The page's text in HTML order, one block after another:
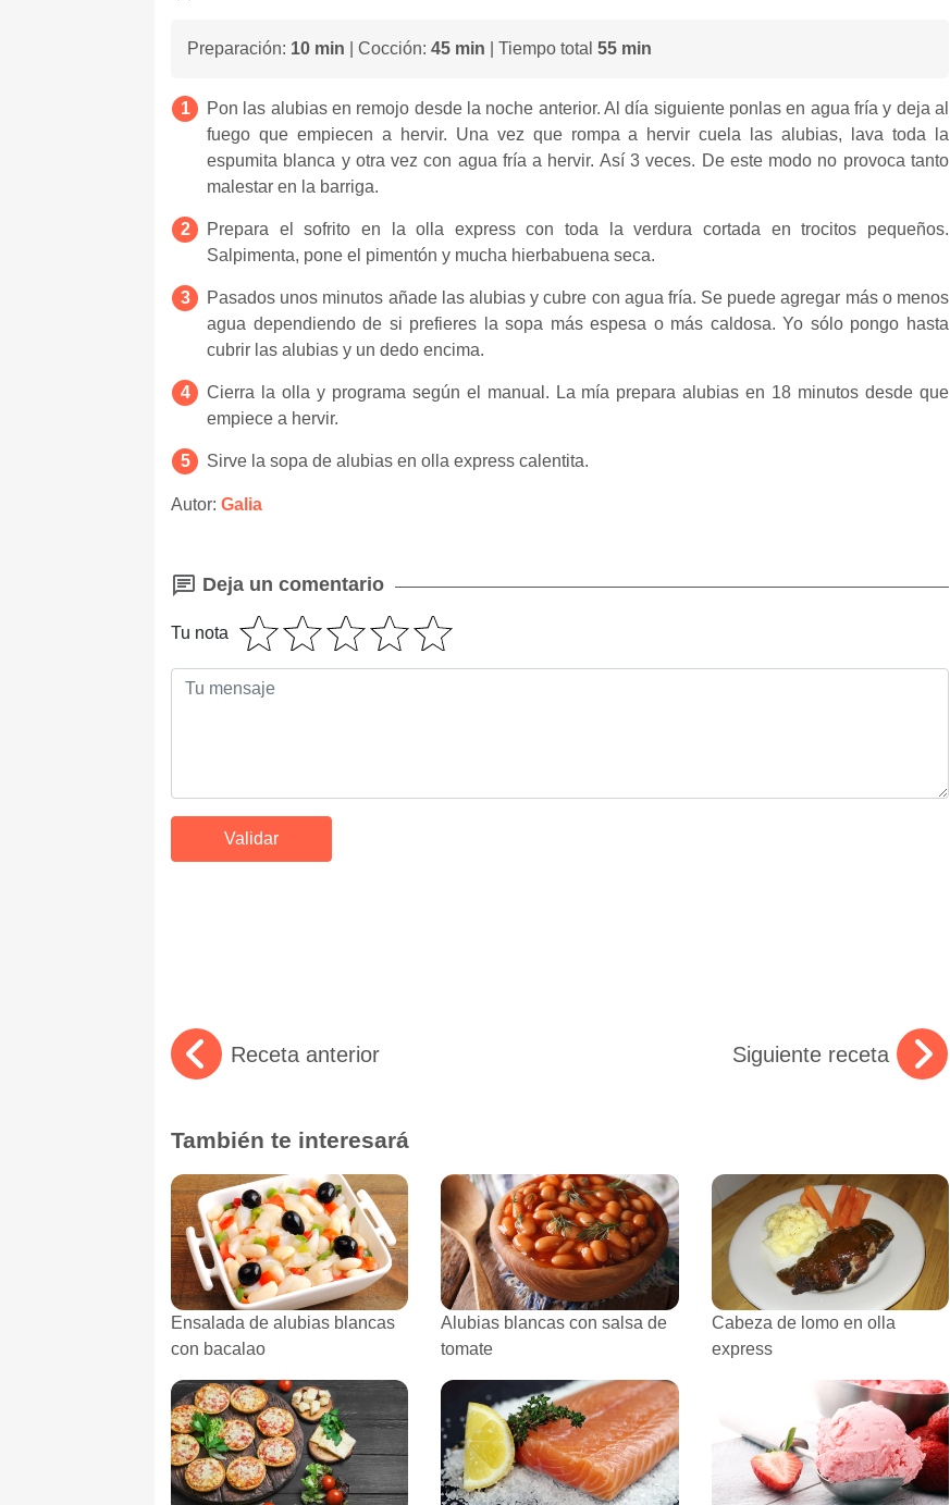
Preparación: 10 min | Cocción: 45 min | Tiempo total 55 min
Pon las alubias en remojo desde la noche anterior. Al día siguiente ponlas en agua fría y deja al
fuego que empiecen a hervir. Una vez que rompa a hervir cuela las alubias, lava toda la
espumita blanca y otra vez con agua fría a hervir. Así 3 veces. De este modo no provoca tanto
malestar en la barriga.
Prepara el sofrito en la olla express con toda la verdura cortada en trocitos pequeños.
Salpimenta, pone el pimentón y mucha hierbabuena seca.
Pasados unos minutos añade las alubias y cubre con agua fría. Se puede agregar más o menos
agua dependiendo de si prefieres la sopa más espesa o más caldosa. Yo sólo pongo hasta
cubrir las alubias y un dedo encima.
Cierra la olla y programa según el manual. La mía prepara alubias en 18 minutos desde que
empiece a hervir.
Sirve la sopa de alubias en olla express calentita.
Autor: Galia
Deja un comentario
Tu nota
Receta anterior Siguiente receta
También te interesará
Ensalada de alubias blancas
con bacalao
Alubias blancas con salsa de
tomate
Cabeza de lomo en olla
express